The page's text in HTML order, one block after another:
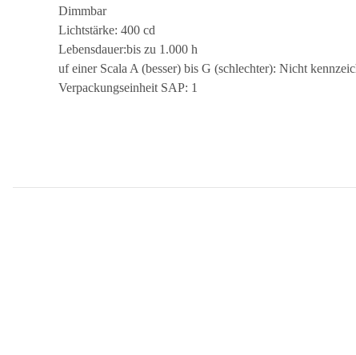
Dimmbar
Lichtstärke: 400 cd
Lebensdauer:bis zu 1.000 h
uf einer Scala A (besser) bis G (schlechter): Nicht
Verpackungseinheit SAP: 1